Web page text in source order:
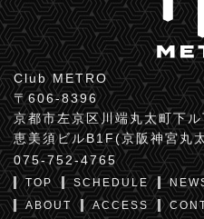
Club METRO
〒606-8396
京都市左京区川端丸太町下
恵美須ビルB1F(京阪神宮丸
075-752-4765
TOP SCHEDULE
ABOUT
ACCESS